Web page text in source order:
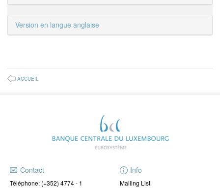
Version en langue anglaise
ACCUEIL
Contact
Téléphone: (+352) 4774 - 1
Info
Mailing List